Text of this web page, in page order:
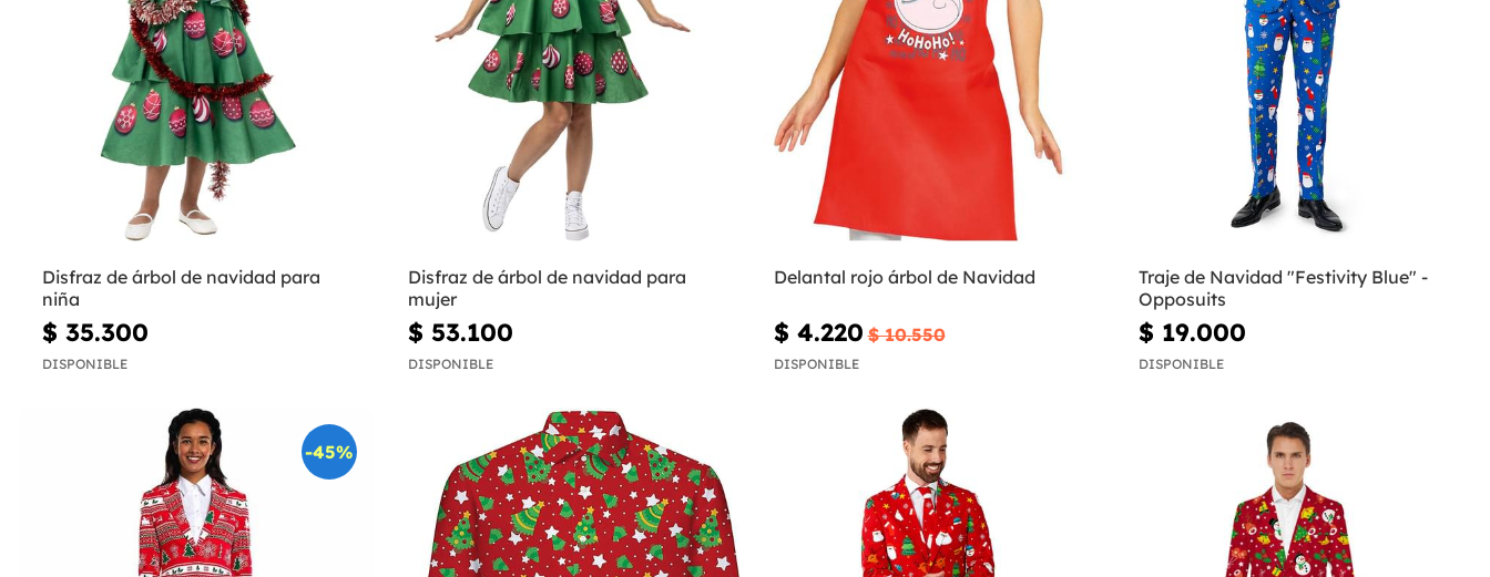
Disfraz de árbol de navidad para
niña
$ 35.300
DISPONIBLE
Disfraz de árbol de navidad para
mujer
$ 53.100
DISPONIBLE
Delantal rojo árbol de Navidad
$ 4.220 $ 10.550
DISPONIBLE
Traje de Navidad "Festivity Blue" -
Opposuits
$ 19.000
DISPONIBLE
-45%